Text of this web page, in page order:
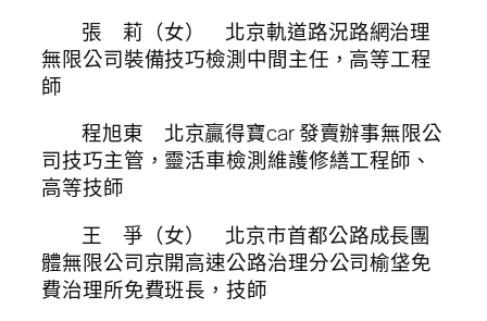
張 莉（女） 北京軌道路況路網治理
無限公司裝備技巧檢測中間主任，高等工程
師
程旭東 北京贏得寶car 發賣辦事無限公
司技巧主管，靈活車檢測維護修繕工程師、
高等技師
王 爭（女） 北京市首都公路成長團
體無限公司京開高速公路治理分公司榆垡免
費治理所免費班長，技師